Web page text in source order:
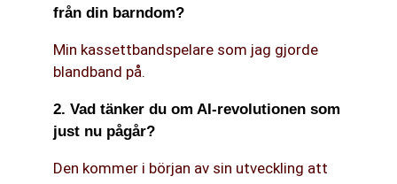
från din barndom?
Min kassettbandspelare som jag gjorde
blandband på.
2. Vad tänker du om AI-revolutionen som
just nu pågår?
Den kommer i början av sin utveckling att